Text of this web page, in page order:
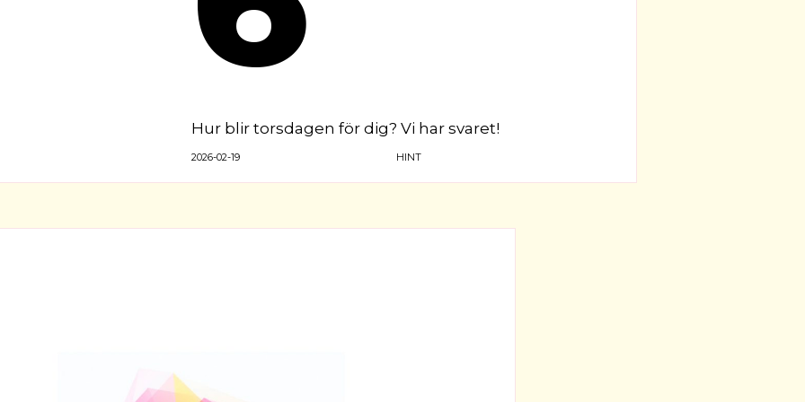
Hur blir torsdagen för dig? Vi har svaret!
2026-02-19 HINT